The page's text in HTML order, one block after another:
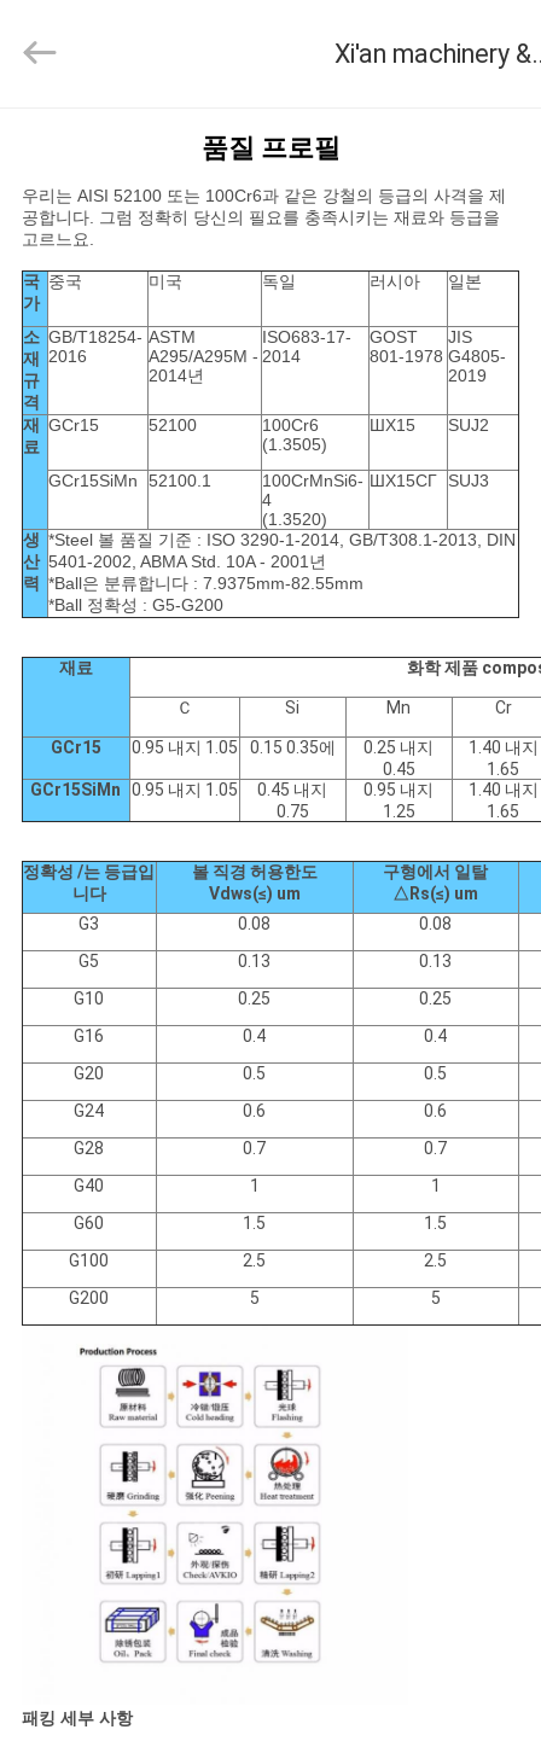
제
품
우
리
에
하
여
여
행
품
질
관
연
락
세
요
engineering
Xi'an machinery &
품질 프로필
우리는 AISI 52100 또는 100Cr6과 같은 강철의 등급의 사격을 제
공합니다. 그럼 정확히 당신의 필요를 충족시키는 재료와 등급을
고르느요.
국
가
중국 미국 독일 러시아 일본
소
재
규
격
GB/T18254-
2016
ASTM
A295/A295M -
2014년
ISO683-17-
2014
GOST
801-1978
JIS
G4805-
2019
재
료
GCr15 52100
100Cr6
(1.3505)
ШX15 SUJ2
GCr15SiMn 52100.1
100CrMnSi6-
4
(1.3520)
ШX15CГ SUJ3
생
산
력
*Steel 볼 품질 기준 : ISO 3290-1-2014, GB/T308.1-2013, DIN
5401-2002, ABMA Std. 10A - 2001년
*Ball은 분류합니다 : 7.9375mm-82.55mm
*Ball 정확성 : G5-G200
재료 화학 제품
Ｃ Si Mn Cr
GCr15 0.95 내지 1.05 0.15 0.35에
0.25 내지
0.45
1.40 내지
1.65
GCr15SiMn
0.95 내지 1.05
0.45 내지
0.75
0.95 내지
1.25
1.40 내지
1.65
정확성 /는 등급입
니다
볼 직경 허용한도
Vdws(≤) um
구형에서 일탈
△Rs(≤) um
G3
0.08
0.08
G5
0.13
0.13
G10
0.25
0.25
G16
0.4
0.4
G20
0.5
0.5
G24
0.6
0.6
G28
0.7
0.7
G40
1
1
G60
1.5
1.5
G100
2.5
2.5
G200
5 5
패킹 세부 사항